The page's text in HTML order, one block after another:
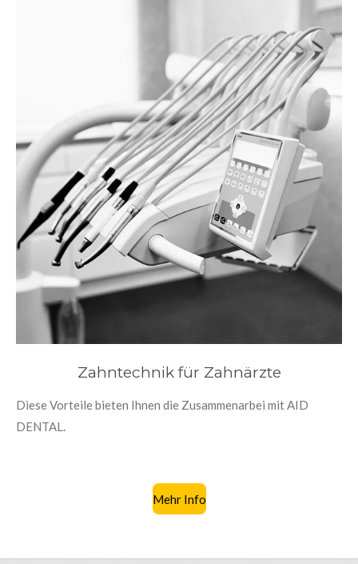
Zahntechnik für Zahnärzte
Diese Vorteile bieten Ihnen die Zusammenarbei mit AID
DENTAL.
Mehr Info